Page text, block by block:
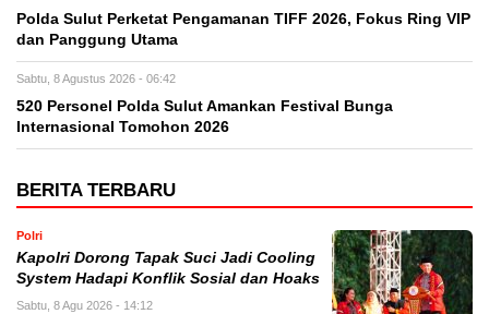
Polda Sulut Perketat Pengamanan TIFF 2026, Fokus Ring VIP
dan Panggung Utama
Sabtu, 8 Agustus 2026 - 06:42
520 Personel Polda Sulut Amankan Festival Bunga
Internasional Tomohon 2026
BERITA TERBARU
Polri
Kapolri Dorong Tapak Suci Jadi Cooling
System Hadapi Konflik Sosial dan Hoaks
Sabtu, 8 Agu 2026 - 14:12